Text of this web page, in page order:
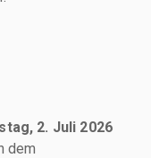
2. Juli 2026
dem